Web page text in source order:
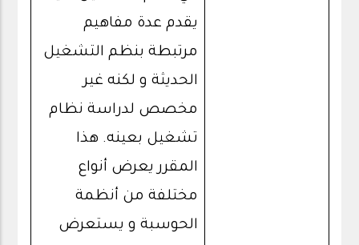
يقدم عدة مفاهيم
مرتبطة بنظم التشغيل
الحديثة و لكنه غير
مخصص لدراسة نظام
تشغيل بعينه. هذا
المقرر يعرض أنواع
مختلفة من أنظمة
الحوسبة و يستعرض